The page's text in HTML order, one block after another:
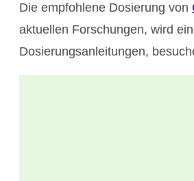
Die empfohlene Dosierung von
aktuellen Forschungen, wird
Dosierungsanleitungen,